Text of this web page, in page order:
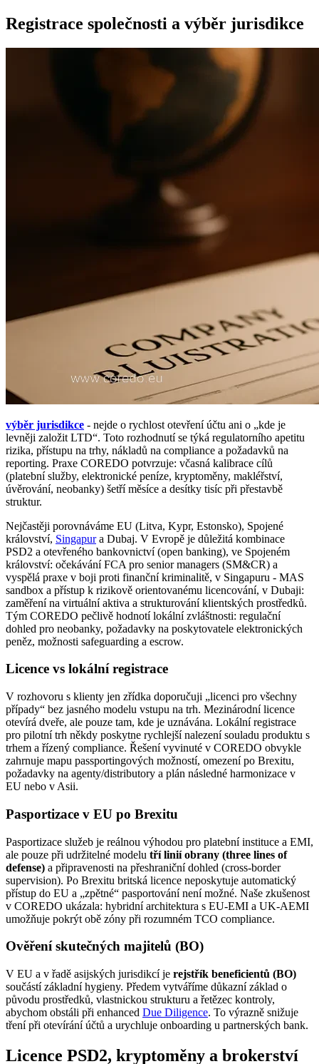
detekce
Jak vybudovat AML program v neobance
Regulatorní vykazování/hlášení o podezřelé
Schrems II: SCC/BCR a ochrana soukromí již při
Rizika outsourcingu a třetích stran
Sdílená odpovědnost a kyberrizika
Přeshraniční dohled a spolupráce
Regulační transformace, automatizace
Plán implementace AML a řízení změn
Kontroly regulátorů: příprava
Kontrolní seznam připravenosti k AML inspekci
Reputační riziko a práce se zjištěními
Případy COREDO: co fungovalo
EMI na Kypru: kapitál, ochrana prostředků
VASP v Estonsku: Pravidlo přenosu údajů
Neobank ve Velké Británii: SM&CR a vystoupení
ze sandboxu
Institut EU: outsourcing, přeshraniční
Plán rozvoje fintech‑manažera
Kroky pro škálování souladu
Odolnost — disciplína, ne náhoda
Registrace společnosti a výběr jurisdikce
výběr jurisdikce - nejde o rychlost otevření účtu ani o „kde je
levněji založit LTD“. Toto rozhodnutí se týká regulatorního apetitu
rizika, přístupu na trhy, nákladů na compliance a požadavků na
reporting. Praxe COREDO potvrzuje: včasná kalibrace cílů
(platební služby, elektronické peníze, kryptoměny, makléřství,
úvěrování, neobanky) šetří měsíce a desítky tisíc při přestavbě
struktur.
Nejčastěji porovnáváme EU (Litva, Kypr, Estonsko), Spojené
království, Singapura Dubaj. V Evropě je důležitá kombinace
PSD2 a otevřeného bankovnictví (open banking), ve Spojeném
království: očekávání FCA pro senior managers (SM&CR) a
vyspělá praxe v boji proti finanční kriminalitě, v Singapuru - MAS
sandbox a přístup k rizikově orientovanému licencování, v Dubaji:
zaměření na virtuální aktiva a strukturování klientských prostředků.
Tým COREDO pečlivě hodnotí lokální zvláštnosti: regulační
dohled pro neobanky, požadavky na poskytovatele elektronických
peněz, možnosti safeguarding a escrow.
Licence vs lokální registrace
V rozhovoru s klienty jen zřídka doporučuji „licenci pro všechny
případy“ bez jasného modelu vstupu na trh. Mezinárodní licence
otevírá dveře, ale pouze tam, kde je uznávána. Lokální registrace
pro pilotní trh někdy poskytne rychlejší nalezení souladu produktu s
trhem a řízený compliance. Řešení vyvinuté v COREDO obvykle
zahrnuje mapu passportingových možností, omezení po Brexitu,
požadavky na agenty/distributory a plán následné harmonizace v
EU nebo v Asii.
Pasportizace v EU po Brexitu
Pasportizace služeb je reálnou výhodou pro platební instituce a EMI,
ale pouze při udržitelné modelu tří linií obrany (three lines of
defense) a připravenosti na přeshraniční dohled (cross‑border
supervision). Po Brexitu britská licence neposkytuje automatický
přístup do EU a „zpětné“ pasportování není možné. Naše zkušenost
v COREDO ukázala: hybridní architektura s EU‑EMI a UK‑AEMI
umožňuje pokrýt obě zóny při rozumném TCO compliance.
Ověření skutečných majitelů (BO)
V EU a v řadě asijských jurisdikcí je rejstřík beneficientů (BO)
součástí základní hygieny. Předem vytváříme důkazní základ o
původu prostředků, vlastnickou strukturu a řetězec kontroly,
abychom obstáli při enhanced Due Diligence. To výrazně snižuje
tření při otevírání účtů a urychluje onboarding u partnerských bank.
Licence PSD2, kryptoměny a brokerství